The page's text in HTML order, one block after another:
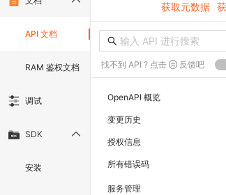
API 文档
RAM 鉴权文档
调试
SDK
安装
获取元数据
找不到 API ? 点击 反馈吧
OpenAPI 概览
变更历史
授权信息
所有错误码
服务管理